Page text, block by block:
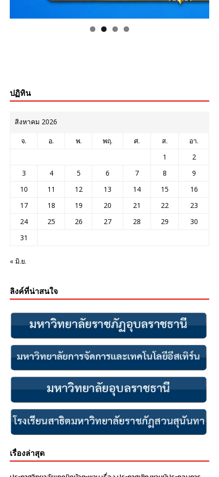
ปฏิทิน
สิงหาคม 2026
จ. อ. พ. พฤ. ศ. ส.
อา.
1
2
3
4 5 6 7 8
9
10
11 12 13 14 15
16
17
18 19 20 21 22
23
24
25 26 27 28 29
30
31
« มิ.ย.
ลิงค์ที่น่าสนใจ
เรื่องล่าสุด